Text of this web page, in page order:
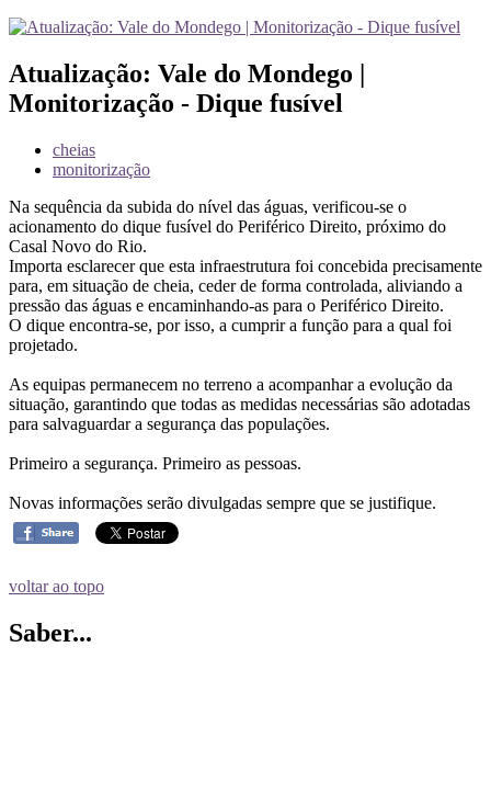
Atualização: Vale do Mondego |
Monitorização - Dique fusível
cheias
monitorização
Na sequência da subida do nível das águas, verificou-se o
acionamento do dique fusível do Periférico Direito, próximo do
Casal Novo do Rio.
Importa esclarecer que esta infraestrutura foi concebida precisamente
para, em situação de cheia, ceder de forma controlada, aliviando a
pressão das águas e encaminhando-as para o Periférico Direito.
O dique encontra-se, por isso, a cumprir a função para a qual foi
projetado.
As equipas permanecem no terreno a acompanhar a evolução da
situação, garantindo que todas as medidas necessárias são adotadas
para salvaguardar a segurança das populações.
Primeiro a segurança. Primeiro as pessoas.
Novas informações serão divulgadas sempre que se justifique.
voltar ao topo
Saber...